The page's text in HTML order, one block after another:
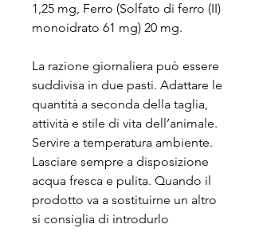
1,25 mg, Ferro (Solfato di ferro (II)
monoidrato 61 mg) 20 mg.
La razione giornaliera può essere
suddivisa in due pasti. Adattare le
quantità a seconda della taglia,
attività e stile di vita dell’animale.
Servire a temperatura ambiente.
Lasciare sempre a disposizione
acqua fresca e pulita. Quando il
prodotto va a sostituirne un altro
si consiglia di introdurlo